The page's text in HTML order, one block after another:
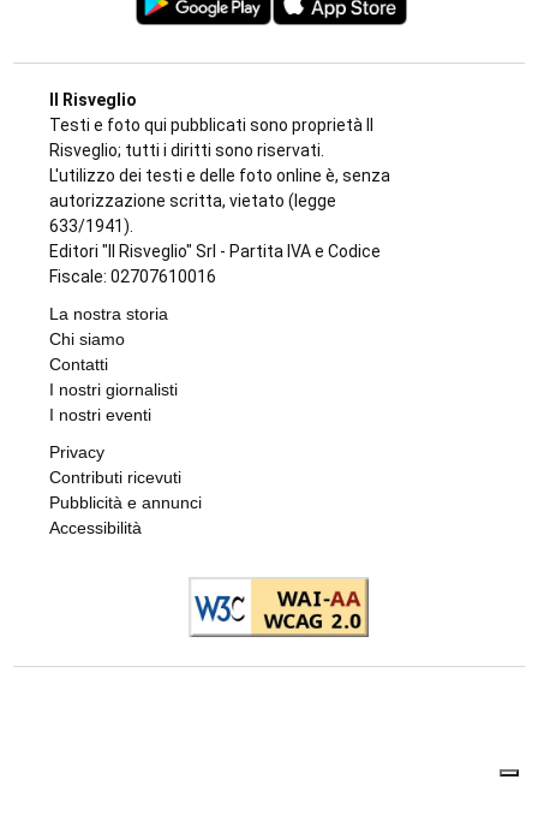
Il Risveglio
Testi e foto qui pubblicati sono proprietà Il
Risveglio; tutti i diritti sono riservati.
L'utilizzo dei testi e delle foto online è, senza
autorizzazione scritta, vietato (legge
633/1941).
Editori "Il Risveglio" Srl - Partita IVA e Codice
Fiscale: 02707610016
La nostra storia
Chi siamo
Contatti
I nostri giornalisti
I nostri eventi
Privacy
Contributi ricevuti
Pubblicità e annunci
Accessibilità